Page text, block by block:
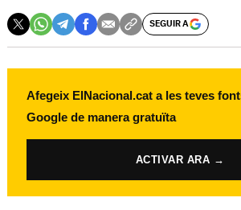
SEGUIR A
Afegeix ElNacional.cat a les teves
Google de manera gratuïta
ACTIVAR ARA →